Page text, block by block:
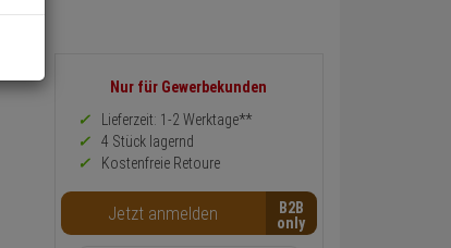
Informationen
Preis,
Verfügbakeit
und
oder
Konfigurieren-
Button
Nur für Gewerbekunden
Lieferzeit: 1-2 Werktage**
4 Stück lagernd
Kostenfreie Retoure
Jetzt anmelden B2B